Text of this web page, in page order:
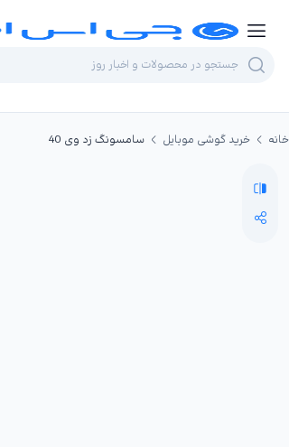
خانه خرید گوشی موبایل سامسونگ زد وی 40